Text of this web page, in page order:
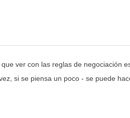
ver con las reglas de negociación
si se piensa un poco - se puede